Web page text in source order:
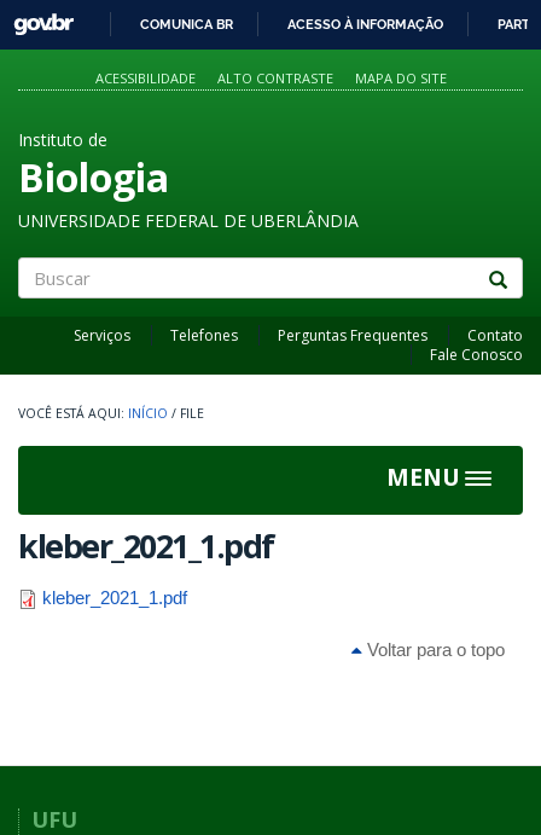
PARA
O
GOVBR
COMUNICA BR ACESSO À INFORMAÇÃO
ACESSIBILIDADE ALTO CONTRASTE MAPA DO SITE
Instituto de
Biologia
UNIVERSIDADE FEDERAL DE UBERLÂNDIA
Serviços Telefones Perguntas Frequentes
Contato
Fale Conosco
INÍCIO / FILE
MENU
Toggle
kleber_2021_1.pdf
kleber_2021_1.pdf
Voltar para o topo
UFU